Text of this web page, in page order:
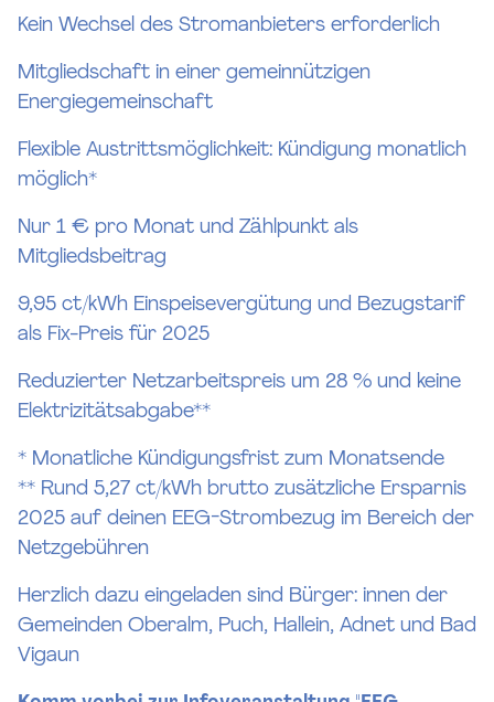
Kein Wechsel des Stromanbieters erforderlich
Mitgliedschaft in einer gemeinnützigen
Energiegemeinschaft
Flexible Austrittsmöglichkeit: Kündigung monatlich
möglich*
Nur 1 € pro Monat und Zählpunkt als
Mitgliedsbeitrag
9,95 ct/kWh Einspeisevergütung und Bezugstarif
als Fix-Preis für 2025
Reduzierter Netzarbeitspreis um 28 % und keine
Elektrizitätsabgabe**
* Monatliche Kündigungsfrist zum Monatsende
** Rund 5,27 ct/kWh brutto zusätzliche Ersparnis
2025 auf deinen EEG-Strombezug im Bereich der
Netzgebühren
Herzlich dazu eingeladen sind Bürger: innen der
Gemeinden Oberalm, Puch, Hallein, Adnet und Bad
Vigaun